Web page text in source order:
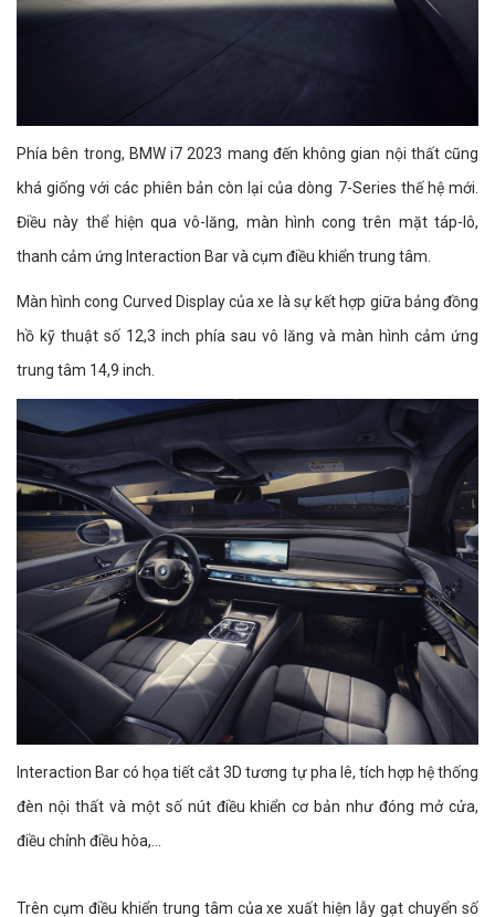
Phía bên trong, BMW i7 2023 mang đến không gian nội thất cũng
khá giống với các phiên bản còn lại của dòng 7-Series thế hệ mới.
Điều này thể hiện qua vô-lăng, màn hình cong trên mặt táp-lô,
thanh cảm ứng Interaction Bar và cụm điều khiển trung tâm.
Màn hình cong Curved Display của xe là sự kết hợp giữa bảng đồng
hồ kỹ thuật số 12,3 inch phía sau vô lăng và màn hình cảm ứng
trung tâm 14,9 inch.
Interaction Bar có họa tiết cắt 3D tương tự pha lê, tích hợp hệ thống
đèn nội thất và một số nút điều khiển cơ bản như đóng mở cửa,
điều chỉnh điều hòa,...
Trên cụm điều khiển trung tâm của xe xuất hiện lẫy gạt chuyển số